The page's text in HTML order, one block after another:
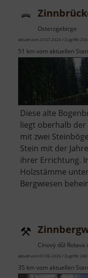
Osterzgebirge
aktuell vom 23.07.2024 / Zugriffe:
51 km vom aktuellen
Diese alte
liegt oberhalb
mit zwei
Stein mit der
ihrer Errichtung.
Holzstämme
Bergwiesen
Cínový důl
aktuell vom 07.06.2026 / Zugriffe:
35 km vom aktuellen